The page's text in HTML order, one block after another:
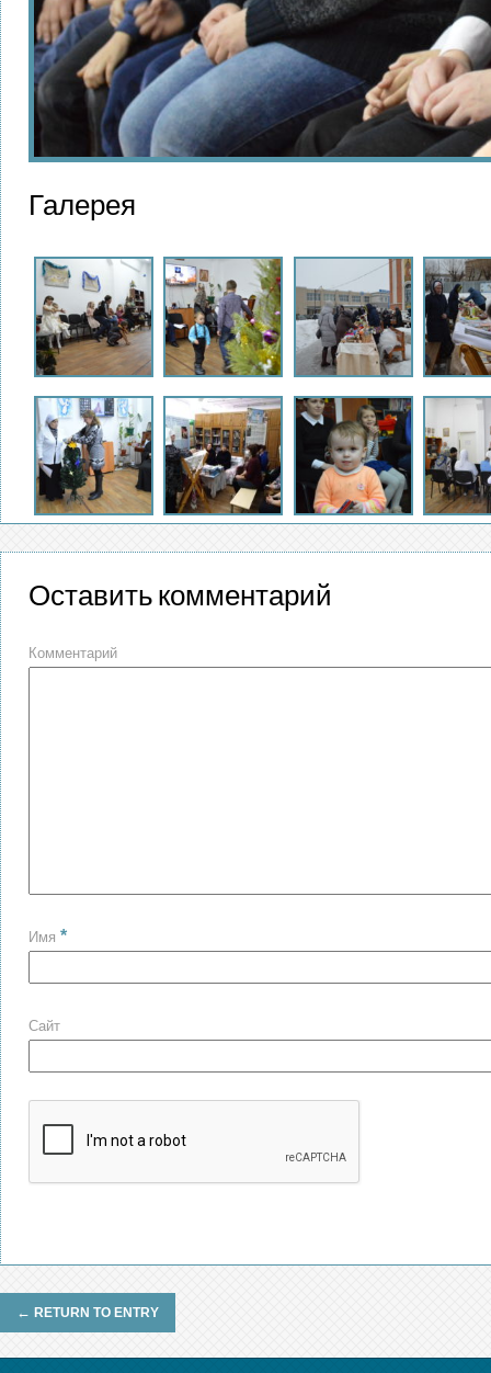
Галерея
Оставить комментарий
Комментарий
Имя *
Сайт
← RETURN TO ENTRY